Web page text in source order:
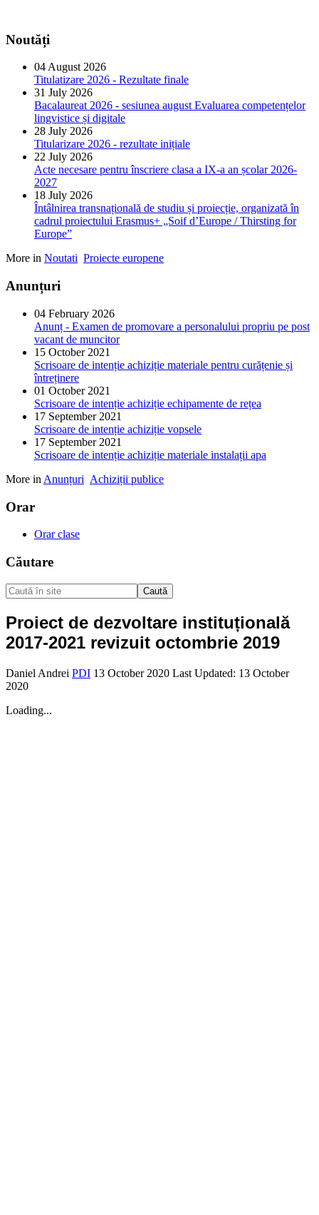
Noutăți
04 August 2026
Titulatizare 2026 - Rezultate finale
31 July 2026
Bacalaureat 2026 - sesiunea august Evaluarea competențelor
lingvistice și digitale
28 July 2026
Titularizare 2026 - rezultate inițiale
22 July 2026
Acte necesare pentru înscriere clasa a IX-a an școlar 2026-
2027
18 July 2026
Întâlnirea transnațională de studiu și proiecție, organizată în
cadrul proiectului Erasmus+ „Soif d’Europe / Thirsting for
Europe”
More in Noutati Proiecte europene
Anunțuri
04 February 2026
Anunț - Examen de promovare a personalului propriu pe post
vacant de muncitor
15 October 2021
Scrisoare de intenție achiziție materiale pentru curățenie și
întreținere
01 October 2021
Scrisoare de intenție achiziție echipamente de rețea
17 September 2021
Scrisoare de intenție achiziție vopsele
17 September 2021
Scrisoare de intenție achiziție materiale instalații apa
More in Anunțuri Achiziții publice
Orar
Orar clase
Căutare
Caută
Proiect de dezvoltare instituțională
2017-2021 revizuit octombrie 2019
Daniel Andrei PDI 13 October 2020 Last Updated: 13 October
2020
Loading...